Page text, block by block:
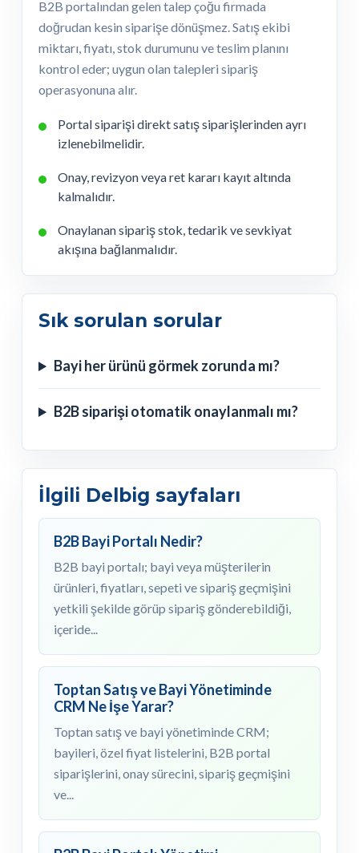
B2B portalından gelen talep çoğu firmada
doğrudan kesin siparişe dönüşmez. Satış ekibi
miktarı, fiyatı, stok durumunu ve teslim planını
kontrol eder; uygun olan talepleri sipariş
operasyonuna alır.
Portal siparişi direkt satış siparişlerinden ayrı
izlenebilmelidir.
Onay, revizyon veya ret kararı kayıt altında
kalmalıdır.
Onaylanan sipariş stok, tedarik ve sevkiyat
akışına bağlanmalıdır.
Sık sorulan sorular
Bayi her ürünü görmek zorunda mı?
B2B siparişi otomatik onaylanmalı mı?
İlgili Delbig sayfaları
B2B Bayi Portalı Nedir?
B2B bayi portalı; bayi veya müşterilerin
ürünleri, fiyatları, sepeti ve sipariş geçmişini
yetkili şekilde görüp sipariş gönderebildiği,
içeride...
Toptan Satış ve Bayi Yönetiminde
CRM Ne İşe Yarar?
Toptan satış ve bayi yönetiminde CRM;
bayileri, özel fiyat listelerini, B2B portal
siparişlerini, onay sürecini, sipariş geçmişini
ve...